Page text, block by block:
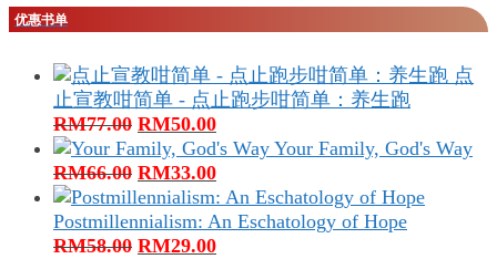
优惠书单
点
止宣教咁简单 - 点止跑步咁简单：养生跑
RM77.00 原
价
为：
RM77.00。
RM50.00当
前
价
格
为：
RM50.00。
Your Family, God's Way
RM66.00 原
价
为：
RM66.00。
RM33.00当
前
价
格
Postmillennialism: An Eschatology of Hope
RM58.00 原
RM29.00当